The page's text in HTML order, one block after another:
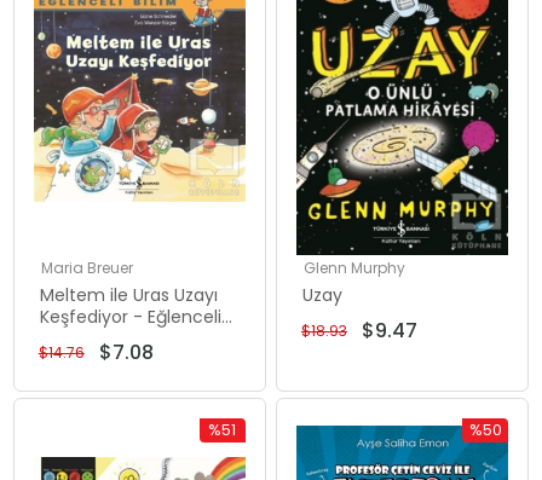
Maria Breuer
Meltem ile Uras Uzayı
Keşfediyor - Eğlenceli
$7.08
$14.76
Glenn Murphy
Uzay
$9.47
$18.93
%51
Rabatt
%50
Rabatt